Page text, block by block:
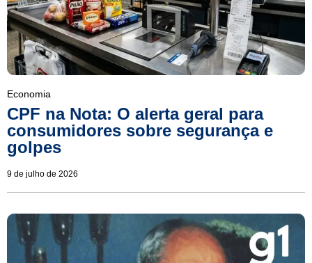
Economia
CPF na Nota: O alerta geral para
consumidores sobre segurança e
golpes
9 de julho de 2026